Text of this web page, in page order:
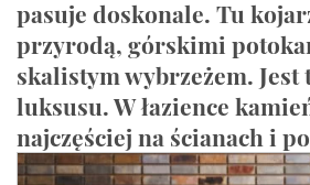
pasuje doskonale. Tu
przyrodą, górskimi
skalistym wybrzeżem. Jest
luksusu. W łazience
najczęściej na ścianach i